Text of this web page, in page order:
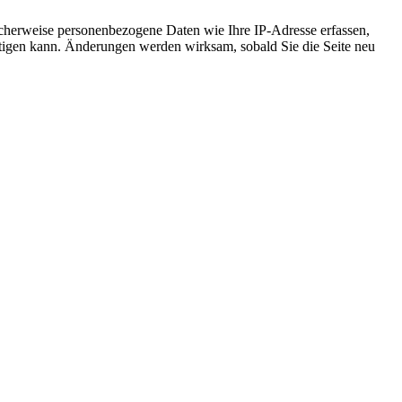
personenbezogene Daten wie Ihre IP-Adresse erfassen,
kann. Änderungen werden wirksam, sobald Sie die Seite neu